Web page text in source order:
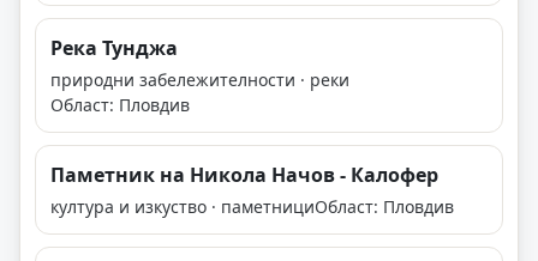
Река Тунджа
природни забележителности · реки
Област: Пловдив
Паметник на Никола Начов - Калофер
култура и изкуство · паметнициОбласт: Пловдив